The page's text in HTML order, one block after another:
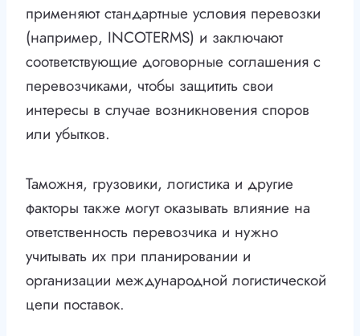
применяют стандартные условия перевозки
(например, INCOTERMS) и заключают
соответствующие договорные соглашения с
перевозчиками, чтобы защитить свои
интересы в случае возникновения споров
или убытков.
Таможня, грузовики, логистика и другие
факторы также могут оказывать влияние на
ответственность перевозчика и нужно
учитывать их при планировании и
организации международной логистической
цепи поставок.